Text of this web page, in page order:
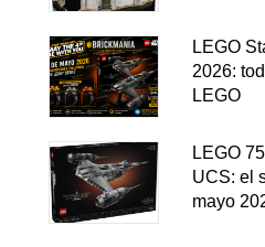
LEGO
2026:
LEGO
LEGO
UCS: el
mayo